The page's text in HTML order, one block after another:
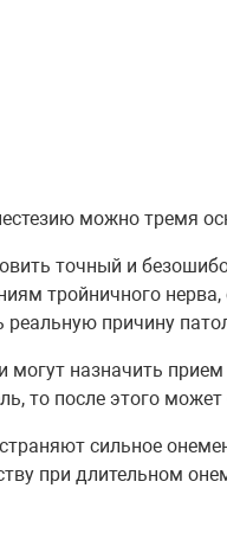
можно тремя
точный и
тройничного
причину
назначить
то после этого
сильное
при длительном